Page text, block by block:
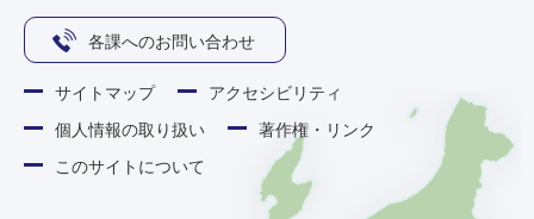
各課へのお問い合わせ
サイトマップ
アクセシビリティ
個人情報の取り扱い
著作権・リンク
このサイトについて